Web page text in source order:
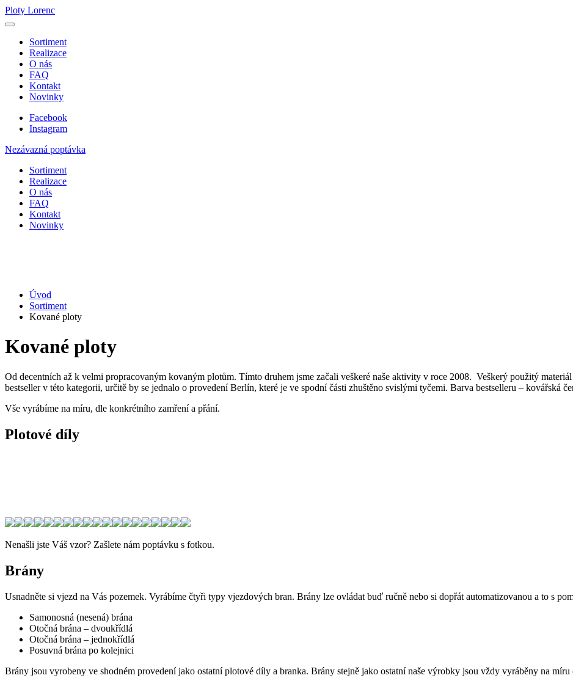
Ploty Lorenc
Sortiment
Realizace
O nás
FAQ
Kontakt
Novinky
Facebook
Instagram
Nezávazná poptávka
Sortiment
Realizace
O nás
FAQ
Kontakt
Novinky
Úvod
Sortiment
Kované ploty
Kované ploty
Od decentních až k velmi propracovaným kovaným plotům. Tímto druhem jsme začali veškeré naše aktivity v roce 2008. Veškerý použitý
bestseller v této kategorii, určitě by se jednalo o provedení Berlín, které je ve spodní části zhuštěno svislými tyčemi. Barva bestselleru – kovářská
Vše vyrábíme na míru, dle konkrétního zamření a přání.
Plotové díly
Nenašli jste Váš vzor? Zašlete nám poptávku s fotkou.
Brány
Usnadněte si vjezd na Vás pozemek. Vyrábíme čtyři typy vjezdových bran. Brány lze ovládat buď ručně nebo si dopřát automatizovanou a to s
Samonosná (nesená) brána
Otočná brána – dvoukřídlá
Otočná brána – jednokřídlá
Posuvná brána po kolejnici
Brány jsou vyrobeny ve shodném provedení jako ostatní plotové díly a branka. Brány stejně jako ostatní naše výrobky jsou vždy vyráběny na míru